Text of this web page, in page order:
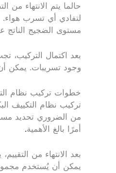
حالما يتم الانتهاء من
لتفادي أي تسرب هواء.
مستوى الضجيج الناتج
بعد اكتمال التركيب،
وجود تسريبات. يمكن
خطوات تركيب نظام
تركيب نظام التكييف
من الضروري تحديد
أمرًا بالغ الأهمية.
بعد الانتهاء من
يمكن أن يُستخدم